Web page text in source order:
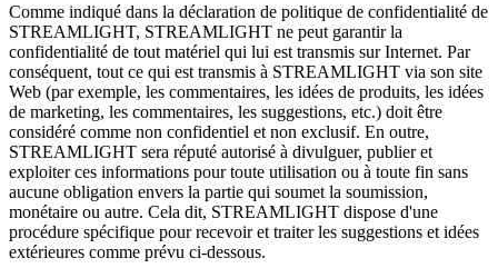
Comme indiqué dans la déclaration de politique de confidentialité de
STREAMLIGHT, STREAMLIGHT ne peut garantir la
confidentialité de tout matériel qui lui est transmis sur Internet. Par
conséquent, tout ce qui est transmis à STREAMLIGHT via son site
Web (par exemple, les commentaires, les idées de produits, les idées
de marketing, les commentaires, les suggestions, etc.) doit être
considéré comme non confidentiel et non exclusif. En outre,
STREAMLIGHT sera réputé autorisé à divulguer, publier et
exploiter ces informations pour toute utilisation ou à toute fin sans
aucune obligation envers la partie qui soumet la soumission,
monétaire ou autre. Cela dit, STREAMLIGHT dispose d'une
procédure spécifique pour recevoir et traiter les suggestions et idées
extérieures comme prévu ci-dessous.